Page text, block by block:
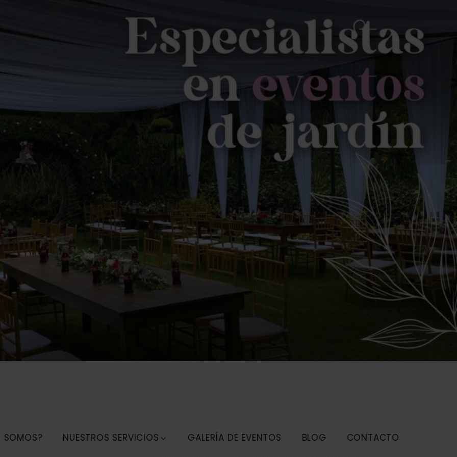
SOMOS? NUESTROS SERVICIOS GALERÍA DE EVENTOS BLOG
CONTACTO